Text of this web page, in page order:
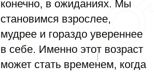
конечно, в ожиданиях. Мы
становимся взрослее,
мудрее и гораздо увереннее
в себе. Именно этот возраст
может стать временем, когда